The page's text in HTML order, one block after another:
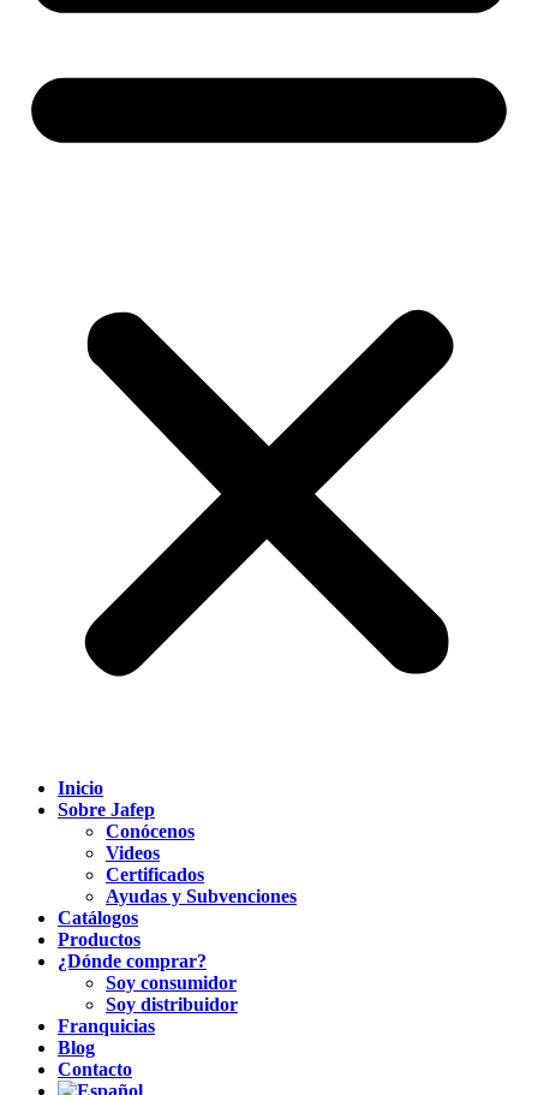
Inicio
Sobre Jafep
Conócenos
Videos
Certificados
Ayudas y Subvenciones
Catálogos
Productos
¿Dónde comprar?
Soy consumidor
Soy distribuidor
Franquicias
Blog
Contacto